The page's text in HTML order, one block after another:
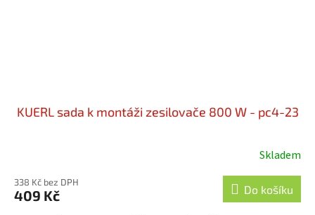
KUERL sada k montáži zesilovače 800 W - pc4-23
Skladem
338 Kč bez DPH
409 Kč Do košíku